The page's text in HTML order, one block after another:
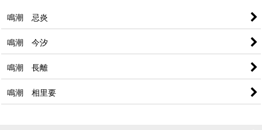
鳴潮 忌炎
鳴潮 今汐
鳴潮 長離
鳴潮 相里要